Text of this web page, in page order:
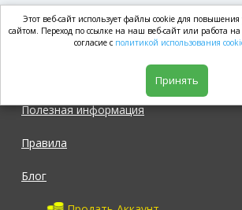
market.com
Полезная информация
Правила
Блог
Этот веб-сайт использует файлы cookie для повышения
сайтом. Переход по ссылке на наш веб-сайт или работа
согласие с политикой использования
Принять